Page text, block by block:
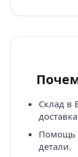
Склад в
Помощь
детали.